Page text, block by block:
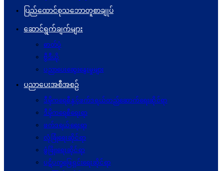
ပြည်ထောင်စုသဘောတူစာချုပ်
ဆောင်ရွက်ချက်များ
ဓာတ်ပုံ
ဗွီဒီယို
ပညာပေးဆွေးနွေးမှုများ
ပညာပေးအစီအစဉ်
ဒီမိုကရေစီနှင့်ဖက်ဒရယ်တည်ဆောက်ရေးဆိုင်ရာ
ဒီမိုကရေစီရေးရာ
ဖက်ဒရယ်ရေးရာ
လုံခြုံရေးဆိုင်ရာ
ဖွံဖြိုးရေးဆိုင်ရာ
ပဋိပက္ခ‌ဖြေရှင်းရေးဆိုင်ရာ